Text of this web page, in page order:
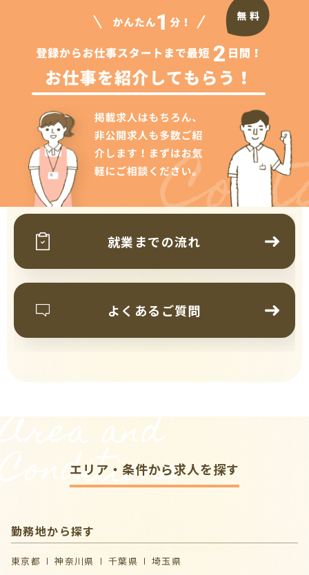
就業までの流れ
よくあるご質問
Area and
Conditions
エリア・条件から求人を探す
勤務地から探す
東京都 神奈川県 千葉県 埼玉県